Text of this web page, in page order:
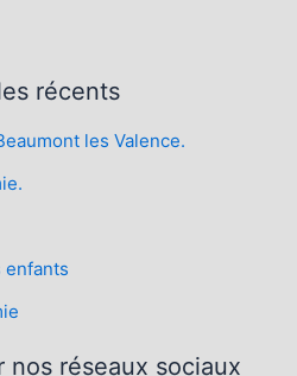
récents
les Valence.
enfants
nos réseaux sociaux